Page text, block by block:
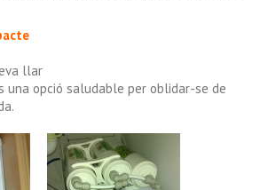
llar
una opció saludable per oblidar-se de